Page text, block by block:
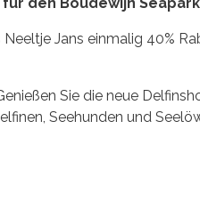
Jans einmalig 40%
Sie die neue
Seehunden und